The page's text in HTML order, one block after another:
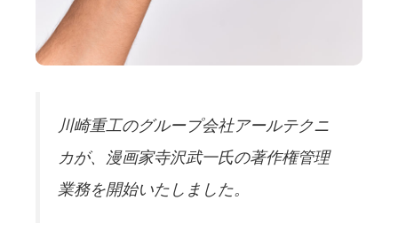
川崎重工のグループ会社アールテクニ
カが、漫画家寺沢武一氏の著作権管理
業務を開始いたしました。